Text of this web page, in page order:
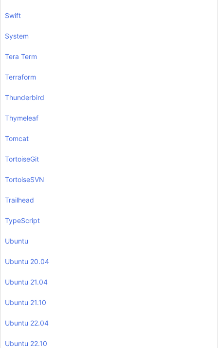
Swift
System
Tera Term
Terraform
Thunderbird
Thymeleaf
Tomcat
TortoiseGit
TortoiseSVN
Trailhead
TypeScript
Ubuntu
Ubuntu 20.04
Ubuntu 21.04
Ubuntu 21.10
Ubuntu 22.04
Ubuntu 22.10